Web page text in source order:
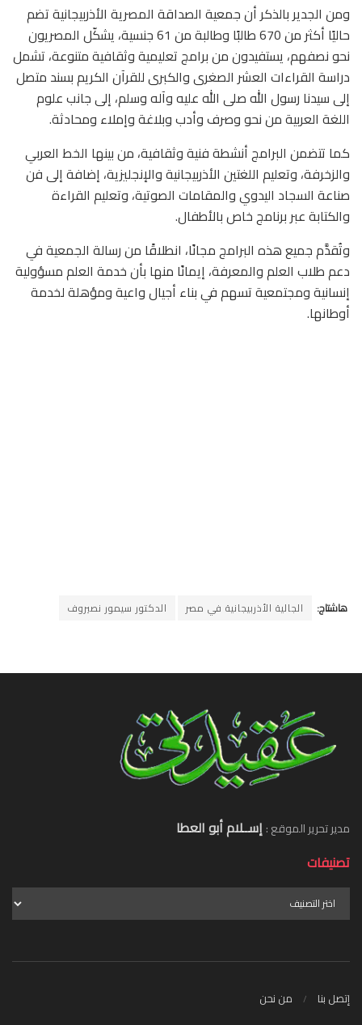
ومن الجدير بالذكر أن جمعية الصداقة المصرية الأذربيجانية تضم
حاليًا أكثر من 670 طالبًا وطالبة من 61 جنسية، يشكّل المصريون
نحو نصفهم، يستفيدون من برامج تعليمية وثقافية متنوعة، تشمل
دراسة القراءات العشر الصغرى والكبرى للقرآن الكريم بسند متصل
إلى سيدنا رسول الله صلى الله عليه وآله وسلم، إلى جانب علوم
اللغة العربية من نحو وصرف وأدب وبلاغة وإملاء ومحادثة.
كما تتضمن البرامج أنشطة فنية وثقافية، من بينها الخط العربي
والزخرفة، وتعليم اللغتين الأذربيجانية والإنجليزية، إضافة إلى فن
صناعة السجاد اليدوي والمقامات الصوتية، وتعليم القراءة
والكتابة عبر برنامج خاص بالأطفال.
وتُقدَّم جميع هذه البرامج مجانًا، انطلاقًا من رسالة الجمعية في
دعم طلاب العلم والمعرفة، إيمانًا منها بأن خدمة العلم مسؤولية
إنسانية ومجتمعية تسهم في بناء أجيال واعية ومؤهلة لخدمة
أوطانها.
هاشتاج: الجالية الأذربيجانية في مصر الدكتور سيمور نصيروف
مدير تحرير الموقع :إســلام أبو العطا
تصنيفات
إتصل بنا من نحن